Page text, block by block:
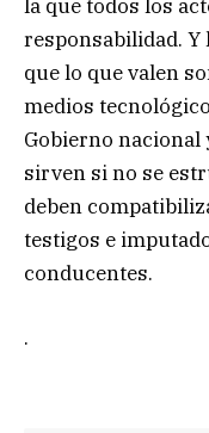
la que todos los
responsabilidad. Y
que lo que valen
medios
Gobierno nacional
sirven si no se
deben
testigos e
conducentes.
.